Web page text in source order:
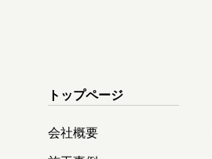
トップページ
会社概要